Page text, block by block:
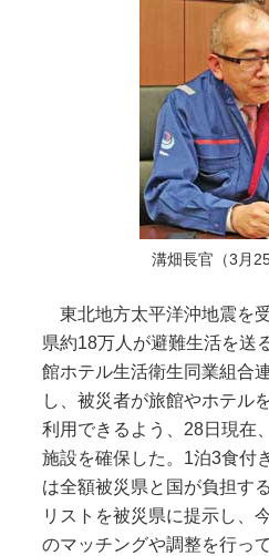
溝畑長官（3月
東北地方太平洋沖地震を
県約18万人が避難生活を送
館ホテル生活衛生同業組合
し、被災者が旅館やホテル
利用できるよう、28日現在
施設を確保した。1泊3食付
は全額被災県と国が負担す
リストを被災県に提示し、
のマッチングや調整を行って